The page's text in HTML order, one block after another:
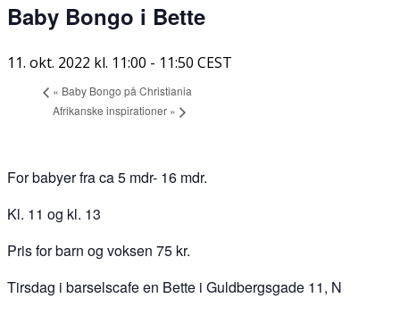
Baby Bongo i Bette
11. okt. 2022 kl. 11:00 - 11:50 CEST
« Baby Bongo på Christiania
Afrikanske inspirationer »
For babyer fra ca 5 mdr- 16 mdr.
Kl. 11 og kl. 13
Pris for barn og voksen 75 kr.
Tirsdag i barselscafe en Bette i Guldbergsgade 11, N